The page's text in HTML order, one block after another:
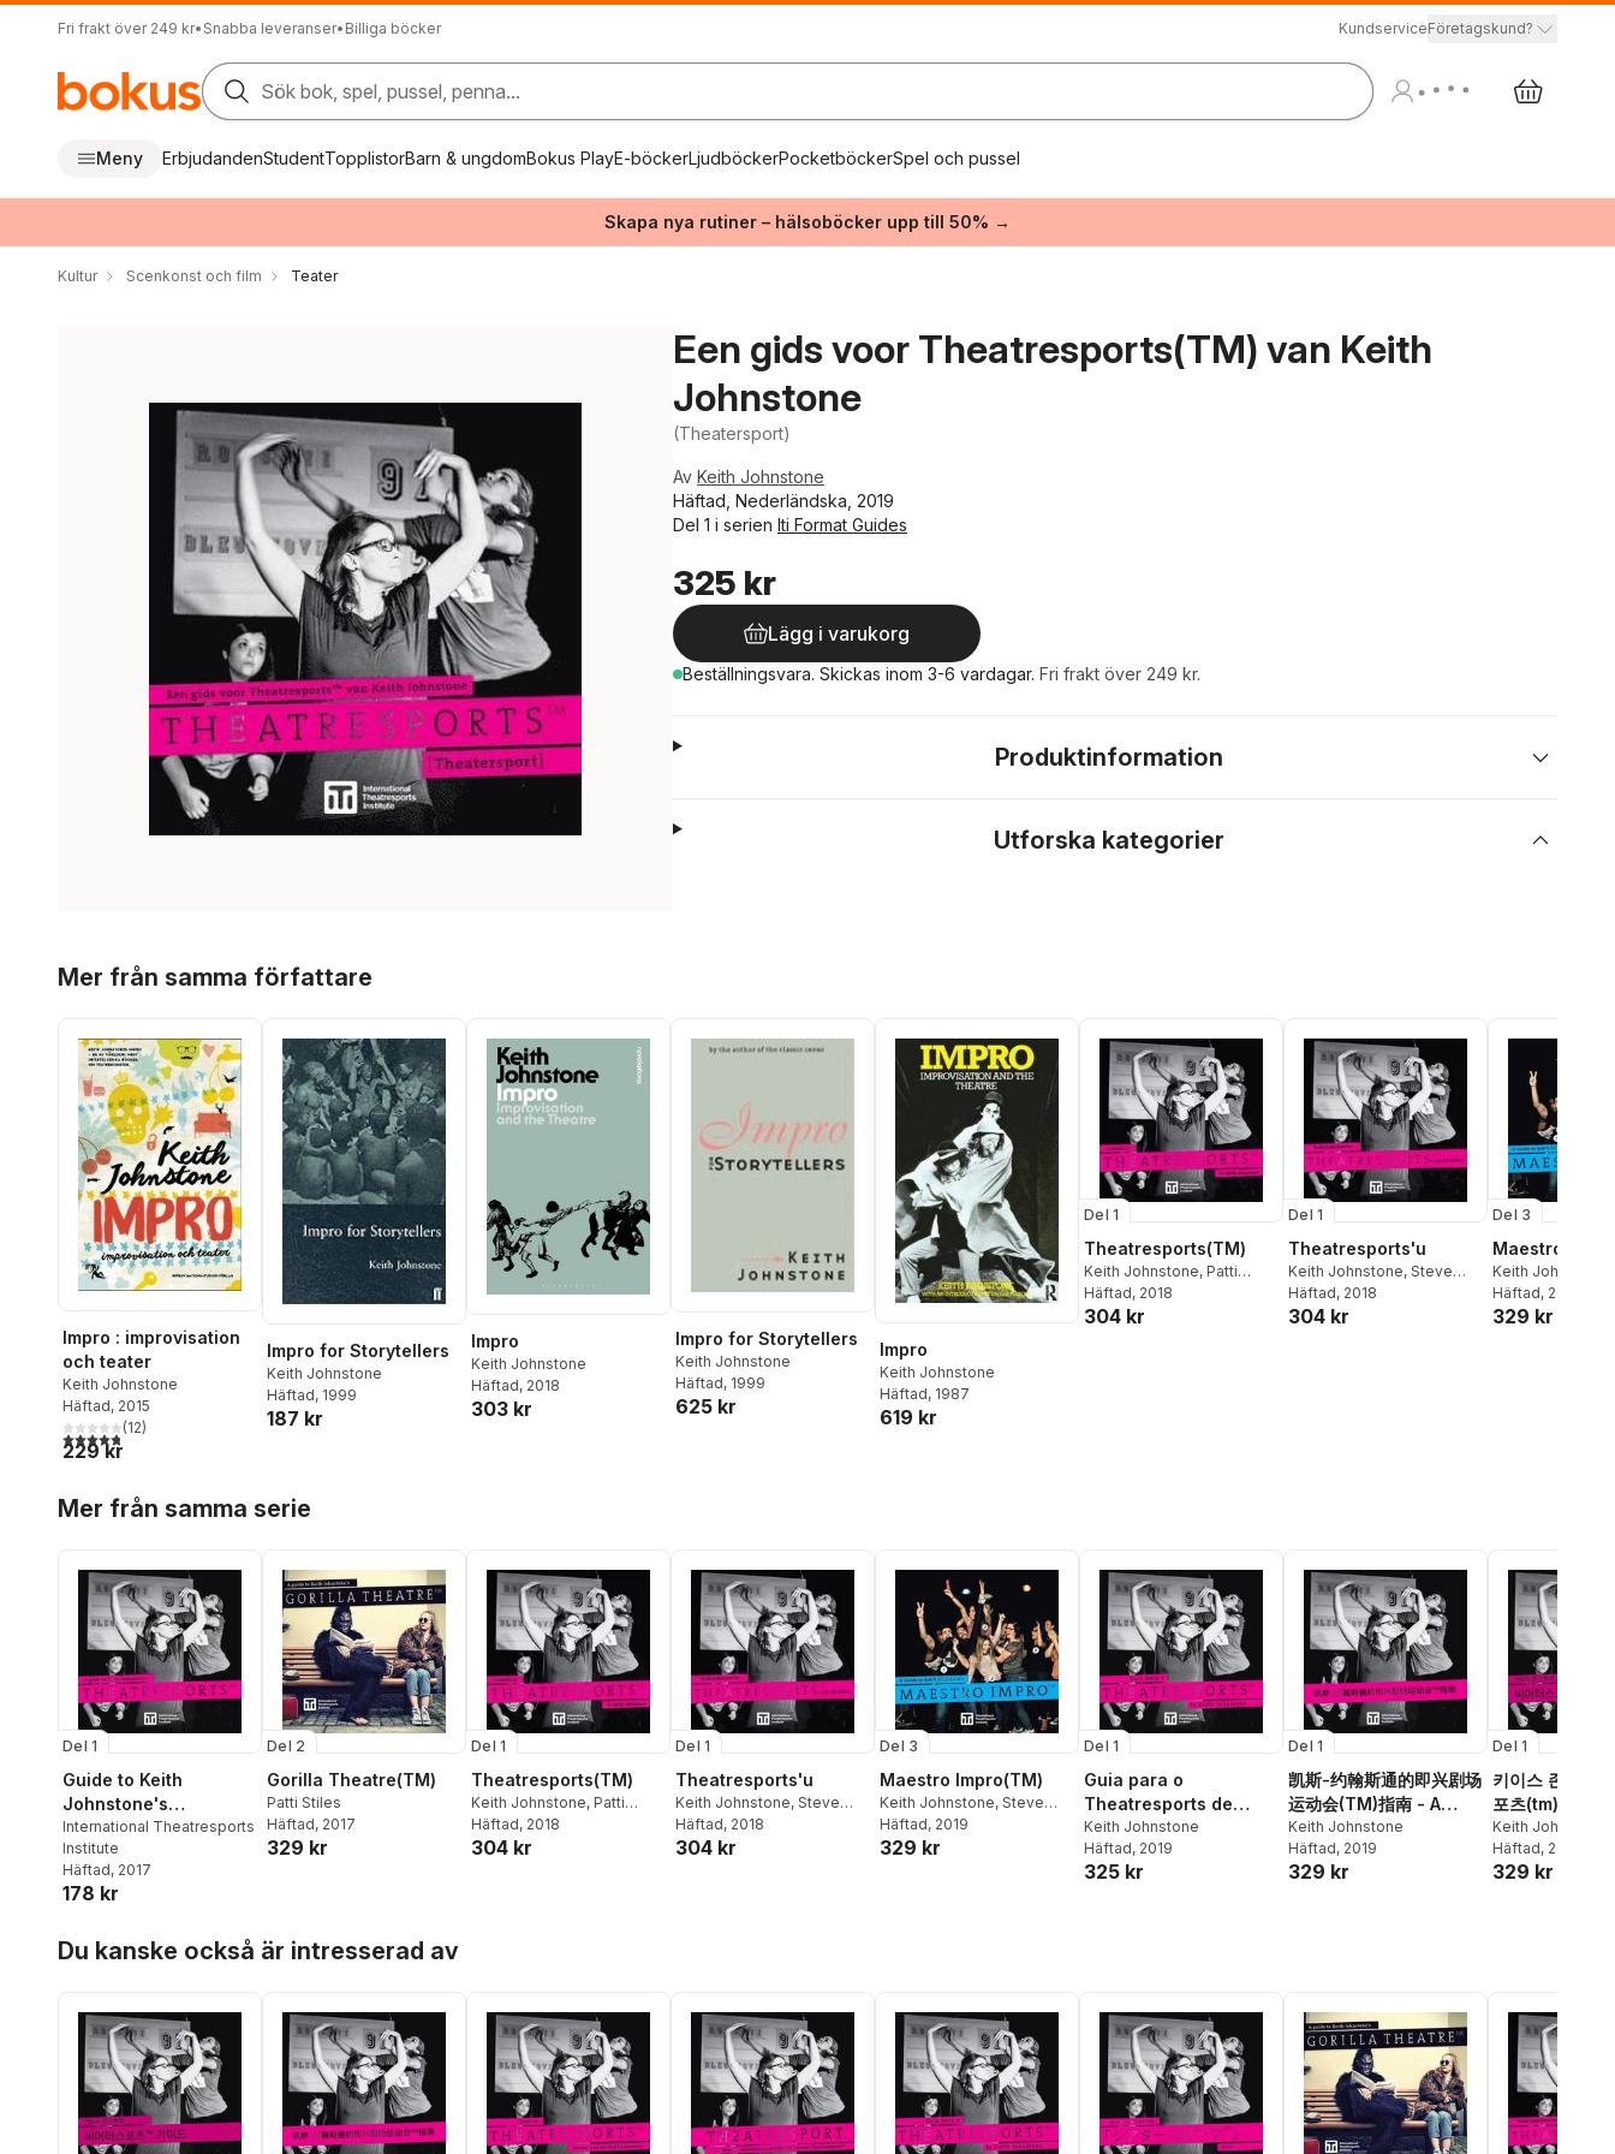
Fri frakt över 249 kr• Snabba leveranser• Billiga böcker KundserviceFöretagskund?
Sök bok, spel, pussel, penna...
Meny ErbjudandenStudentTopplistorBarn & ungdomBokus PlayE-böckerLjudböckerPocketböckerSpel och pussel
Skapa nya rutiner – hälsoböcker upp till 50% →
Kultur Scenkonst och film Teater
Een gids voor Theatresports(TM) van Keith
Johnstone
(Theatersport)
Av Keith Johnstone
Häftad, Nederländska, 2019
Del 1 i serien Iti Format Guides
325 kr
Lägg i varukorg
Beställningsvara. Skickas inom 3-6 vardagar. Fri frakt över 249 kr.
Produktinformation
Utforska kategorier
Mer från samma författare
Impro : improvisation
och teater
Keith Johnstone
Häftad, 2015
4,8utav 5 stjärnor. Totalt antal röster:
(12)
229 kr
Impro for Storytellers
Keith Johnstone
Häftad, 1999
187 kr
Impro
Keith Johnstone
Häftad, 2018
303 kr
Impro for Storytellers
Keith Johnstone
Häftad, 1999
625 kr
Impro
Keith Johnstone
Häftad, 1987
619 kr
Del 1
Theatresports(TM)
Keith Johnstone, Patti
Stiles,Steve Jarand
Häftad, 2018
304 kr
Del 1
Theatresports'u
Keith Johnstone, Steve
Jarand
Häftad, 2018
304 kr
Del 3
Maestro
Keith Johnstone
Jarand
Häftad, 2019
329 kr
Mer från samma serie
Del 1
Guide to Keith
Johnstone's
Theatresports(TM)
International Theatresports
Institute
Häftad, 2017
178 kr
Del 2
Gorilla Theatre(TM)
Patti Stiles
Häftad, 2017
329 kr
Del 1
Theatresports(TM)
Keith Johnstone, Patti
Stiles,Steve Jarand
Häftad, 2018
304 kr
Del 1
Theatresports'u
Keith Johnstone, Steve
Jarand
Häftad, 2018
304 kr
Del 3
Maestro Impro(TM)
Keith Johnstone, Steve
Jarand
Häftad, 2019
329 kr
Del 1
Guia para o
Theatresports de
Keith Johnstone
Keith Johnstone
Häftad, 2019
325 kr
Del 1
凯斯-约翰斯通的即兴剧场
运动会(TM)指南 - A
Guide to Keith
Johnstone's
Theatresports(TM)
Keith Johnstone
Häftad, 2019
329 kr
Del 1
키이스 존스톤
포츠(tm) 가이드
Keith Johnstone
Häftad, 2019
329 kr
Du kanske också är intresserad av